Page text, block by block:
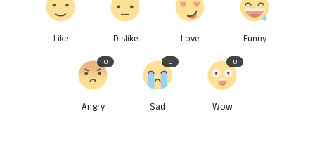
Like Dislike Love Funny
Angry
0
Sad
0
Wow
0